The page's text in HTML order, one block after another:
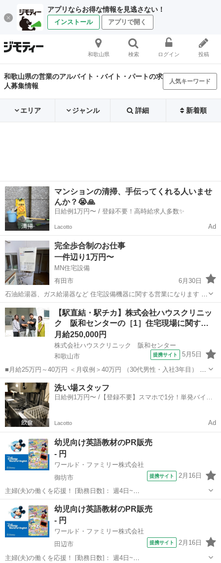
アプリならお得な情報を見逃さない！
インストール アプリで開く
和歌山県 検索 ログイン 投稿
和歌山県の営業のアルバイト・バイト・パートの求
人募集情報
人気キーワード
エリア ジャンル 詳細 新着順
マンションの清掃、手伝ってくれる人いませ
んか？😭🙏
日給例1万円〜 / 登録不要！高時給求人多数✨
Lacotto Ad
完全歩合制のお仕事
一件辺り1万円〜
MN住宅設備
有田市
6月30日
石油給湯器、ガス給湯器など 住宅設備機器に関する営業になります 知
識がなくてもやる気さえあれば働けます 完全歩合制なので やったらや
るだけの給料が支給されます。 達成感のあるお仕事です。 ノルマなど
一切ありません なので完全...
和歌山 有田市 営業 歩合
【駅直結・駅チカ】株式会社ハウスクリニッ
ク 阪和センターの［1］住宅現場に関す…
月給250,000円
株式会社ハウスクリニック 阪和センター
和歌山市
提携サイト 5月5日
■月給25万円～40万円 ＜月収例＞40万円 （30代男性・入社3年目） ＜
初年度年収例＞年収400万円 ※試用期間あり（3ヵ月）：同条件 ※残
業ほとんどなしor残業多めで収入アップ選べます。 ■和歌山県和歌山
市太田3...
和歌山 和歌山市 営業
洗い場スタッフ
日給例1万円〜 /【登録不要】スマホで1分！単発バイト
Lacotto Ad
幼児向け英語教材のPR販売
- 円
ワールド・ファミリー株式会社
御坊市
提携サイト 2月16日
主婦(夫)の働くを応援！ [勤務日数]： 週4日~
10:00~17:00/10:00~16:00/10:00~15:00/09:30~14:00 [勤務地・最寄
駅]： 和歌山県御坊市 ※勤務エリア選択可 ワールド・フ...
御坊市 営業
幼児向け英語教材のPR販売
- 円
ワールド・ファミリー株式会社
田辺市
提携サイト 2月16日
主婦(夫)の働くを応援！ [勤務日数]： 週4日~